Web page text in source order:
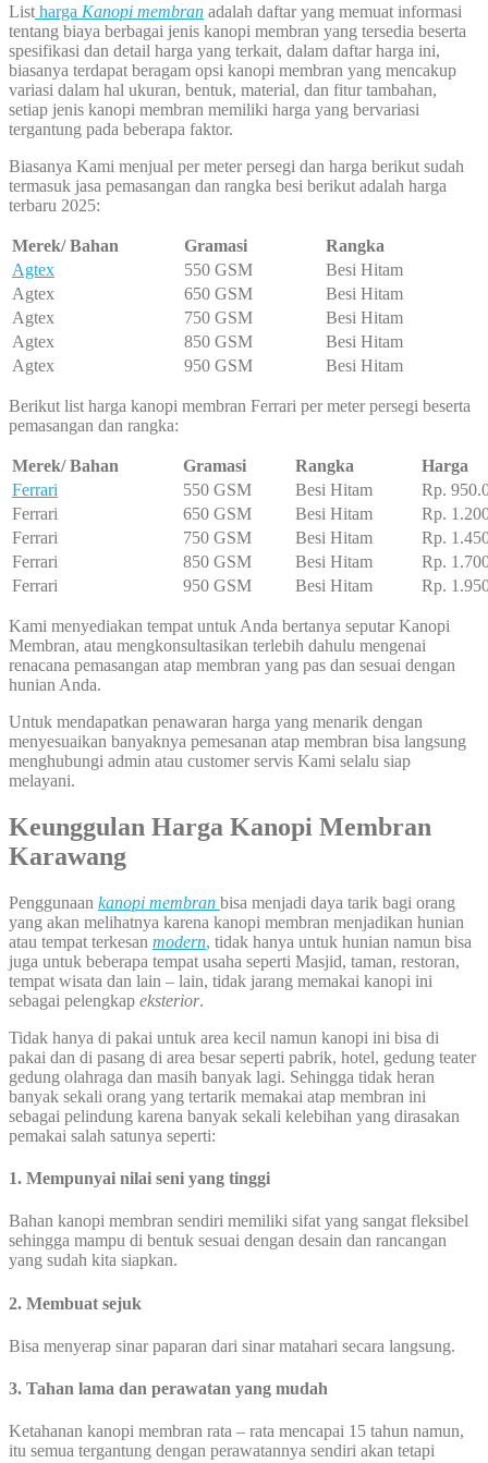
List harga Kanopi membran adalah daftar yang memuat informasi
tentang biaya berbagai jenis kanopi membran yang tersedia beserta
spesifikasi dan detail harga yang terkait, dalam daftar harga ini,
biasanya terdapat beragam opsi kanopi membran yang mencakup
variasi dalam hal ukuran, bentuk, material, dan fitur tambahan,
setiap jenis kanopi membran memiliki harga yang bervariasi
tergantung pada beberapa faktor.
Biasanya Kami menjual per meter persegi dan harga berikut sudah
termasuk jasa pemasangan dan rangka besi berikut adalah harga
terbaru 2025:
Merek/ Bahan Gramasi
Rangka
Agtex
550 GSM
Besi Hitam
Agtex
650 GSM
Besi Hitam
Agtex
750 GSM
Besi Hitam
Agtex
850 GSM
Besi Hitam
Agtex
950 GSM Besi Hitam
Berikut list harga kanopi membran Ferrari per meter persegi beserta
pemasangan dan rangka:
Merek/ Bahan Gramasi Rangka
Harga
Ferrari
550 GSM Besi Hitam
Rp.
Ferrari
650 GSM Besi Hitam
Rp.
Ferrari
750 GSM Besi Hitam
Rp.
Ferrari
850 GSM Besi Hitam
Rp.
Ferrari
950 GSM Besi Hitam Rp.
Kami menyediakan tempat untuk Anda bertanya seputar Kanopi
Membran, atau mengkonsultasikan terlebih dahulu mengenai
renacana pemasangan atap membran yang pas dan sesuai dengan
hunian Anda.
Untuk mendapatkan penawaran harga yang menarik dengan
menyesuaikan banyaknya pemesanan atap membran bisa langsung
menghubungi admin atau customer servis Kami selalu siap
melayani.
Keunggulan Harga Kanopi Membran
Karawang
Penggunaan kanopi membran bisa menjadi daya tarik bagi orang
yang akan melihatnya karena kanopi membran menjadikan hunian
atau tempat terkesan modern, tidak hanya untuk hunian namun bisa
juga untuk beberapa tempat usaha seperti Masjid, taman, restoran,
tempat wisata dan lain – lain, tidak jarang memakai kanopi ini
sebagai pelengkap eksterior.
Tidak hanya di pakai untuk area kecil namun kanopi ini bisa di
pakai dan di pasang di area besar seperti pabrik, hotel, gedung teater
gedung olahraga dan masih banyak lagi. Sehingga tidak heran
banyak sekali orang yang tertarik memakai atap membran ini
sebagai pelindung karena banyak sekali kelebihan yang dirasakan
pemakai salah satunya seperti:
1. Mempunyai nilai seni yang tinggi
Bahan kanopi membran sendiri memiliki sifat yang sangat fleksibel
sehingga mampu di bentuk sesuai dengan desain dan rancangan
yang sudah kita siapkan.
2. Membuat sejuk
Bisa menyerap sinar paparan dari sinar matahari secara langsung.
3. Tahan lama dan perawatan yang mudah
Ketahanan kanopi membran rata – rata mencapai 15 tahun namun,
itu semua tergantung dengan perawatannya sendiri akan tetapi